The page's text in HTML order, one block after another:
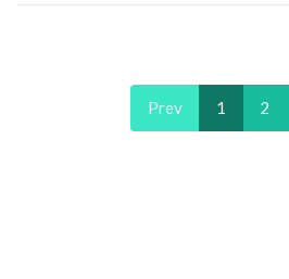
Prev 1 2